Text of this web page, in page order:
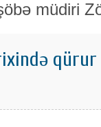
müdiri